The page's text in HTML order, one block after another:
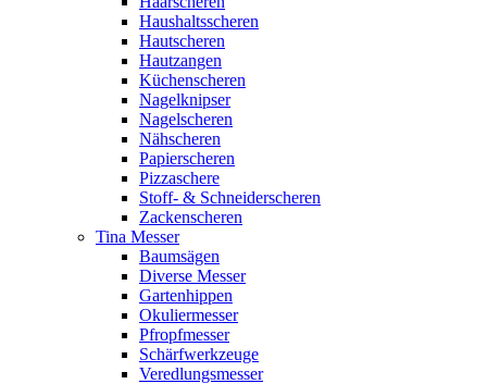
Haushaltsscheren
Hautscheren
Hautzangen
Küchenscheren
Nagelknipser
Nagelscheren
Nähscheren
Papierscheren
Pizzaschere
Stoff- & Schneiderscheren
Zackenscheren
Tina Messer
Baumsägen
Diverse Messer
Gartenhippen
Okuliermesser
Pfropfmesser
Schärfwerkzeuge
Veredlungsmesser